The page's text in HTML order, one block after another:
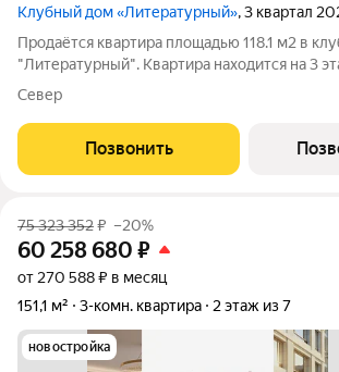
Клубный дом «Литературный», 3 квартал
Продаётся квартира площадью 118.1 м2 в
"Литературный". Квартира находится на 3
площадь квартиры 50 м2, площадь просторной
Среди особенностей планировки изолированные комнаты с
окнами на одну сторону, 1
Север
Позвонить
75 323 352₽ –20%
60 258 680 ₽
от 270 588 ₽ в месяц
151,1 м²
3-комн. квартира 2 этаж из 7
новостройка